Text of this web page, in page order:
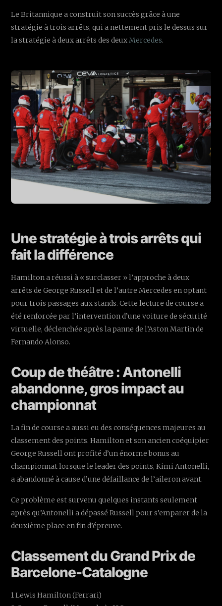
Le Britannique a construit son succès grâce à une
stratégie à trois arrêts, qui a nettement pris le dessus sur
la stratégie à deux arrêts des deuxMercedes.
Une stratégie à trois arrêts qui
fait la différence
Hamilton a réussi à « surclasser » l’approche à deux
arrêts de George Russell et de l’autre Mercedes en optant
pour trois passages aux stands. Cette lecture de course a
été renforcée par l’intervention d’une voiture de sécurité
virtuelle, déclenchée après la panne de l’Aston Martin de
Fernando Alonso.
Coup de théâtre : Antonelli
abandonne, gros impact au
championnat
La fin de course a aussi eu des conséquences majeures au
classement des points. Hamilton et son ancien coéquipier
George Russell ont profité d’un énorme bonus au
championnat lorsque le leader des points, Kimi Antonelli,
a abandonné à cause d’une défaillance de l’aileron avant.
Ce problème est survenu quelques instants seulement
après qu’Antonelli a dépassé Russell pour s’emparer de la
deuxième place en fin d’épreuve.
Classement du Grand Prix de
Barcelone-Catalogne
1 Lewis Hamilton (Ferrari)